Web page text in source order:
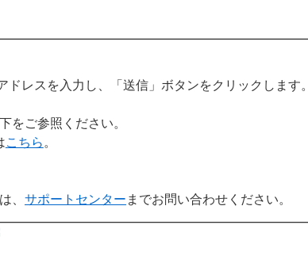
レスを入力し、「送信」ボタンをクリックします。
をご参照ください。
こちら 。
、 サポートセンター までお問い合わせください。